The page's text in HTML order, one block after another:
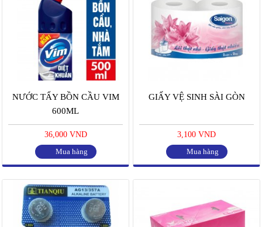
NƯỚC TẨY BỒN CẦU VIM
600ML
36,000 VND
Mua hàng
GIẤY VỆ SINH SÀI GÒN
3,100 VND
Mua hàng